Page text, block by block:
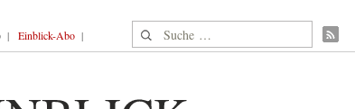
Einblick-Abo Suche nach: